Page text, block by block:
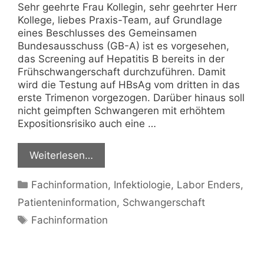
Sehr geehrte Frau Kollegin, sehr geehrter Herr
Kollege, liebes Praxis-Team, auf Grundlage
eines Beschlusses des Gemeinsamen
Bundesausschuss (GB-A) ist es vorgesehen,
das Screening auf Hepatitis B bereits in der
Frühschwangerschaft durchzuführen. Damit
wird die Testung auf HBsAg vom dritten in das
erste Trimenon vorgezogen. Darüber hinaus soll
nicht geimpften Schwangeren mit erhöhtem
Expositionsrisiko auch eine …
Weiterlesen…
Kategorien
Fachinformation, Infektiologie, Labor Enders,
Patienteninformation, Schwangerschaft
Schlagwörter
Fachinformation